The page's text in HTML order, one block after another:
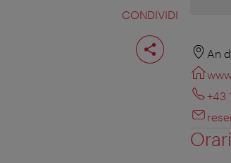
CONDIVIDI
Condividi
pagina
An
+43